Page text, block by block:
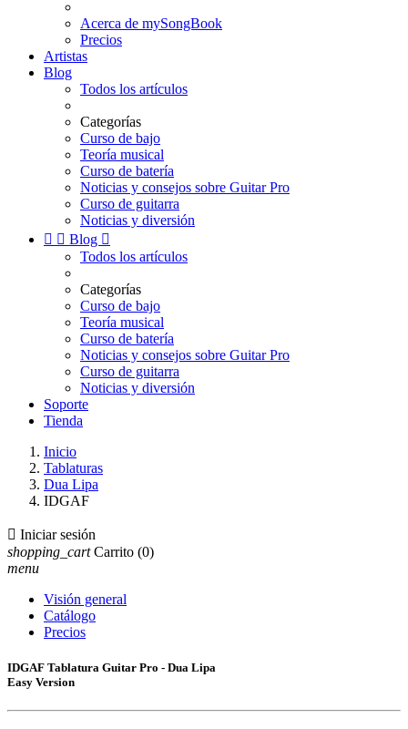
Acerca de mySongBook
Precios
Artistas
Blog
Todos los artículos
Categorías
Curso de bajo
Teoría musical
Curso de batería
Noticias y consejos sobre Guitar Pro
Curso de guitarra
Noticias y diversión
  Blog 
Todos los artículos
Categorías
Curso de bajo
Teoría musical
Curso de batería
Noticias y consejos sobre Guitar Pro
Curso de guitarra
Noticias y diversión
Soporte
Tienda
Inicio
Tablaturas
Dua Lipa
IDGAF
 Iniciar sesión
shopping_cart Carrito (0)
menu
Visión general
Catálogo
Precios
IDGAF Tablatura Guitar Pro - Dua Lipa
Easy Version